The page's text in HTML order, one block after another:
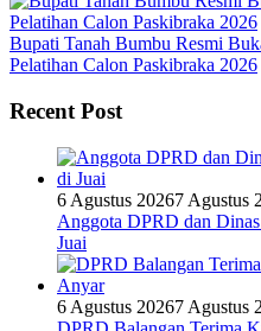
Bupati Tanah Bumbu Resmi
Pelatihan Calon Paskibraka 2026
Recent Post
6 Agustus 20267 Agustus
Anggota DPRD dan
Juai
6 Agustus 20267 Agustus